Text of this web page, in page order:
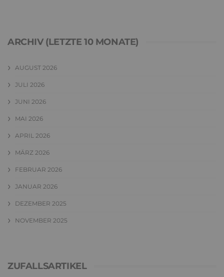
ARCHIV (LETZTE 10 MONATE)
AUGUST 2026
JULI 2026
JUNI 2026
MAI 2026
APRIL 2026
MÄRZ 2026
FEBRUAR 2026
JANUAR 2026
DEZEMBER 2025
NOVEMBER 2025
ZUFALLSARTIKEL